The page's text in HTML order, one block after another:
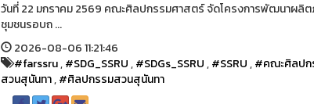
วันที่ 22 มกราคม 2569 คณะศิลปกรรมศาสตร์ จัดโครงการพัฒนาผลิ
ชุมชนรอบถ ...
2026-08-06 11:21:46
#farssru,#SDG_SSRU,#SDGs_SSRU,#SSRU,#คณะศิลปก
สวนสุนันทา,#ศิลปกรรมสวนสุนันทา